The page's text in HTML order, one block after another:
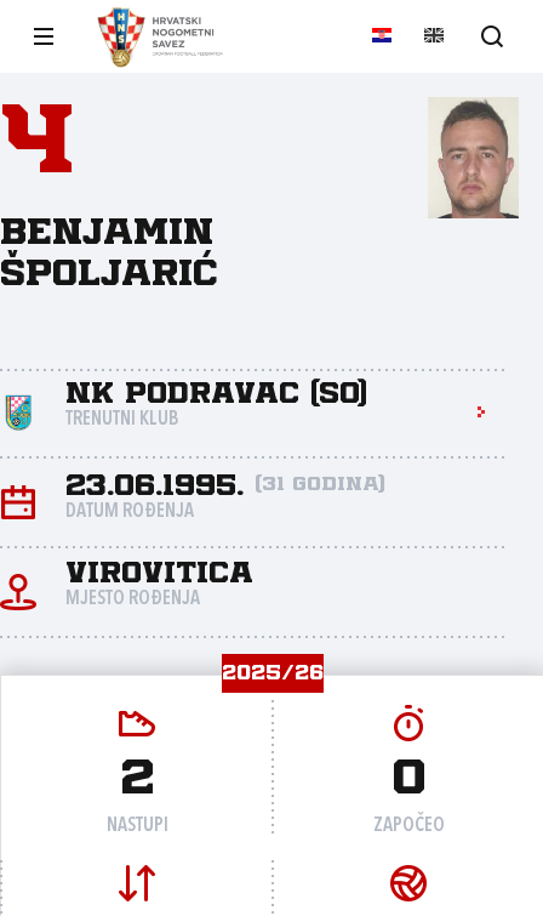
4
Benjamin
Špoljarić
NK Podravac (So)
TRENUTNI KLUB
23.06.1995. (31 godina)
DATUM ROĐENJA
Virovitica
MJESTO ROĐENJA
2025/26
2
NASTUPI
0
ZAPOČEO